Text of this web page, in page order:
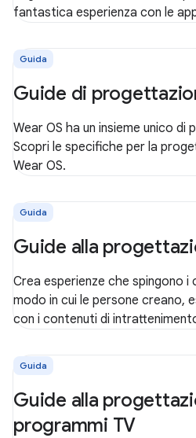
fantastica esperienza con le
Guida
Guide di
Wear OS ha un insieme unico di
Scopri le specifiche per la
Wear OS.
Guida
Guide alla
Crea esperienze che spingono i
modo in cui le persone creano,
con i contenuti di
Guida
Guide alla
programmi TV